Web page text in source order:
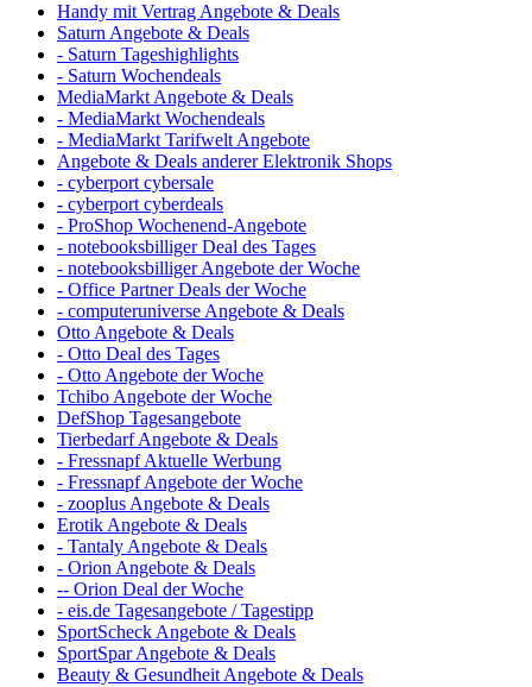
Handy mit Vertrag Angebote & Deals
Saturn Angebote & Deals
- Saturn Tageshighlights
- Saturn Wochendeals
MediaMarkt Angebote & Deals
- MediaMarkt Wochendeals
- MediaMarkt Tarifwelt Angebote
Angebote & Deals anderer Elektronik Shops
- cyberport cybersale
- cyberport cyberdeals
- ProShop Wochenend-Angebote
- notebooksbilliger Deal des Tages
- notebooksbilliger Angebote der Woche
- Office Partner Deals der Woche
- computeruniverse Angebote & Deals
Otto Angebote & Deals
- Otto Deal des Tages
- Otto Angebote der Woche
Tchibo Angebote der Woche
DefShop Tagesangebote
Tierbedarf Angebote & Deals
- Fressnapf Aktuelle Werbung
- Fressnapf Angebote der Woche
- zooplus Angebote & Deals
Erotik Angebote & Deals
- Tantaly Angebote & Deals
- Orion Angebote & Deals
-- Orion Deal der Woche
- eis.de Tagesangebote / Tagestipp
SportScheck Angebote & Deals
SportSpar Angebote & Deals
Beauty & Gesundheit Angebote & Deals